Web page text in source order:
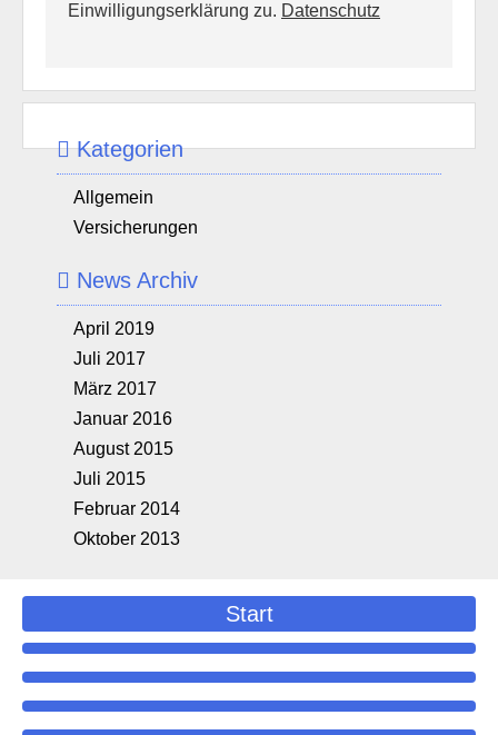
Einwilligungserklärung zu. Datenschutz
Kategorien
Allgemein
Versicherungen
News Archiv
April 2019
Juli 2017
März 2017
Januar 2016
August 2015
Juli 2015
Februar 2014
Oktober 2013
Start